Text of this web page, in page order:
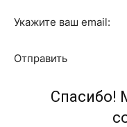
Укажите ваш email:
Отправить
Спасибо!